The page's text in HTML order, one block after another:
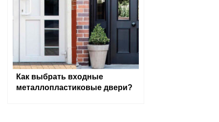
Как выбрать входные
металлопластиковые двери?